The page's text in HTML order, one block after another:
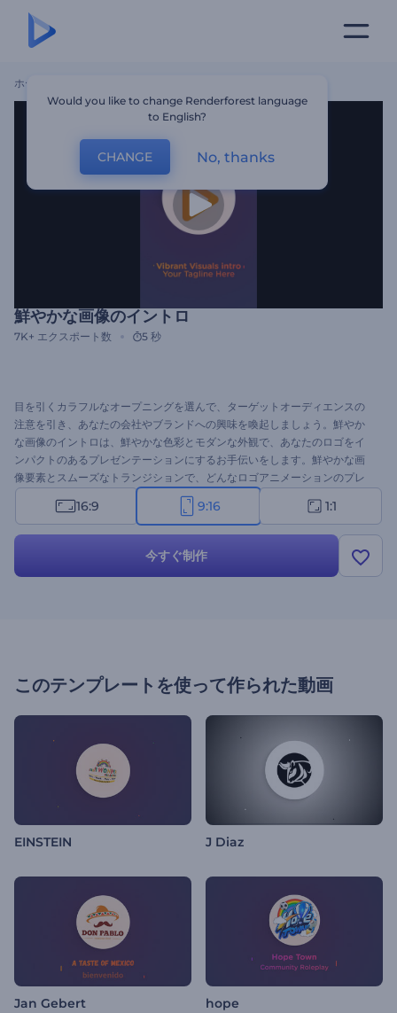
ホーム
鮮やかな画像のイントロ
7K+ エクスポート数 5 秒
目を引くカラフルなオープニングを選んで、ターゲットオーディエンスの
注意を引き、あなたの会社やブランドへの興味を喚起しましょう。鮮やか
な画像のイントロは、鮮やかな色彩とモダンな外観で、あなたのロゴをイ
ンパクトのあるプレゼンテーションにするお手伝いをします。鮮やかな画
像要素とスムーズなトランジションで、どんなロゴアニメーションのプレ
ゼンテーションも成功に導くことでしょう。ロゴをアップロードし、好み
の色に変更し、キャッチコピーを書いて数分待つだけで、プロ並みの動画
ト、子供服ブランドなど、さまざまな業種の企業に最適です。今すぐ試し
16:9 9:16 1:1
今すぐ制作
このテンプレートを使って作られた動画
EINSTEIN J Diaz
Jan Gebert hope
Would you like to change Renderforest language
to English?
CHANGE No, thanks